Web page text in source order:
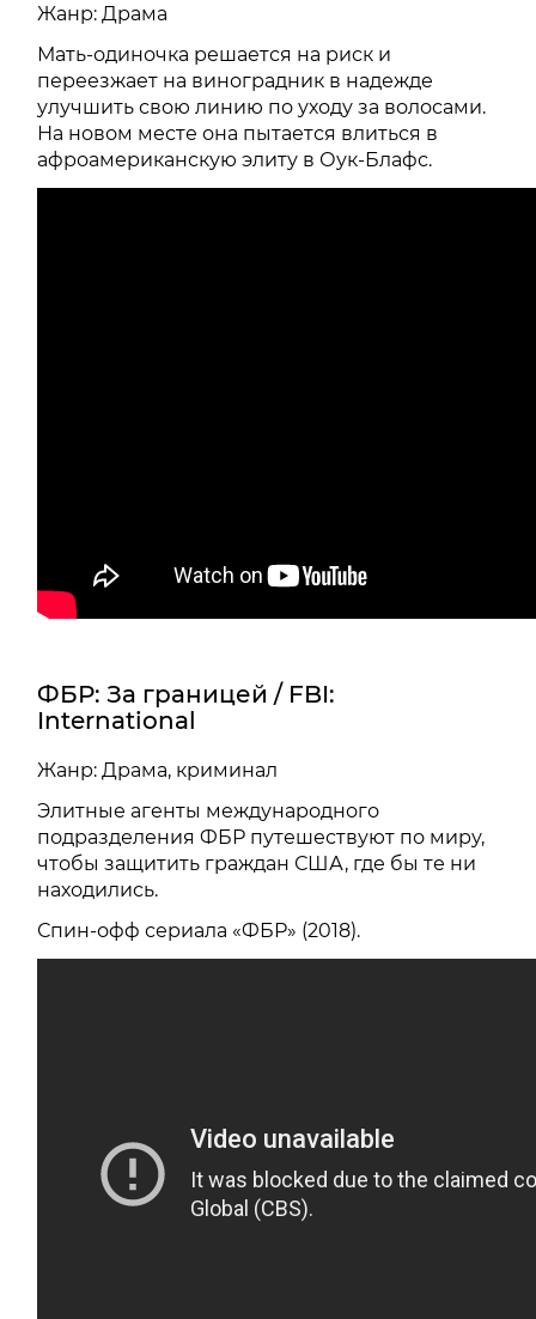
Жанр: Драма
Мать-одиночка решается на риск и
переезжает на виноградник в надежде
улучшить свою линию по уходу за волосами.
На новом месте она пытается влиться в
афроамериканскую элиту в Оук-Блафс.
ФБР: За границей / FBI:
International
Жанр: Драма, криминал
Элитные агенты международного
подразделения ФБР путешествуют по миру,
чтобы защитить граждан США, где бы те ни
находились.
Спин-офф сериала «ФБР» (2018).